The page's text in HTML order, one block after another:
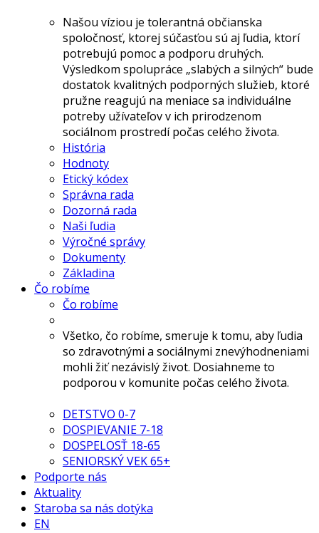
Našou víziou je tolerantná občianska
spoločnosť, ktorej súčasťou sú aj ľudia, ktorí
potrebujú pomoc a podporu druhých.
Výsledkom spolupráce „slabých a silných“ bude
dostatok kvalitných podporných služieb, ktoré
pružne reagujú na meniace sa individuálne
potreby užívateľov v ich prirodzenom
sociálnom prostredí počas celého života.
História
Hodnoty
Etický kódex
Správna rada
Dozorná rada
Naši ľudia
Výročné správy
Dokumenty
Základina
Čo robíme
Čo robíme
Všetko, čo robíme, smeruje k tomu, aby ľudia
so zdravotnými a sociálnymi znevýhodneniami
mohli žiť nezávislý život. Dosiahneme to
podporou v komunite počas celého života.
DETSTVO 0-7
DOSPIEVANIE 7-18
DOSPELOSŤ 18-65
SENIORSKÝ VEK 65+
Podporte nás
Aktuality
Staroba sa nás dotýka
EN